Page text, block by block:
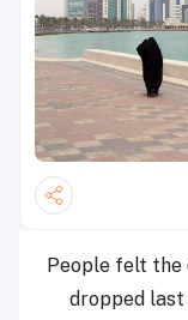
People felt
dropped